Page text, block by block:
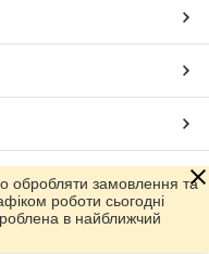
Prom.ua
обробляти замовлення та
роботи сьогодні
в найближчий